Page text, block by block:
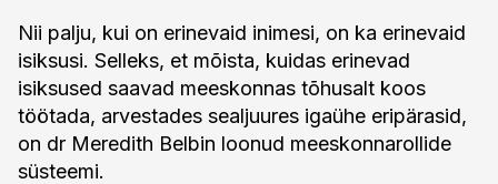
Nii palju, kui on erinevaid inimesi, on ka erinevaid
isiksusi. Selleks, et mõista, kuidas erinevad
isiksused saavad meeskonnas tõhusalt koos
töötada, arvestades sealjuures igaühe eripärasid,
on dr Meredith Belbin loonud meeskonnarollide
süsteemi.